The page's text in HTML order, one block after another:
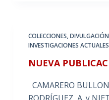
COLECCIONES,
INVESTIGACIONES ACTUALES
NUEVA
CAMARERO